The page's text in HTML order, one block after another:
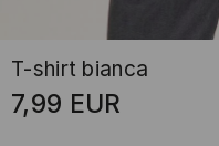
T-shirt bianca
7,99 EUR